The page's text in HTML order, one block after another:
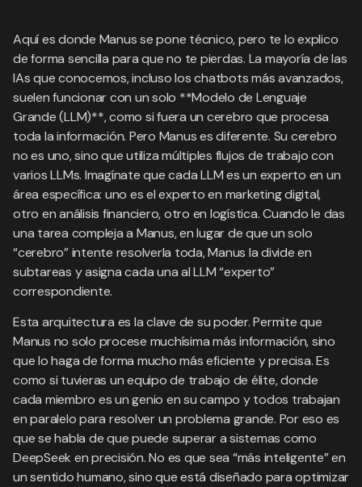
Aquí es donde Manus se pone técnico, pero te lo explico
de forma sencilla para que no te pierdas. La mayoría de las
IAs que conocemos, incluso los chatbots más avanzados,
suelen funcionar con un solo **Modelo de Lenguaje
Grande (LLM)**, como si fuera un cerebro que procesa
toda la información. Pero Manus es diferente. Su cerebro
no es uno, sino que utiliza múltiples flujos de trabajo con
varios LLMs. Imagínate que cada LLM es un experto en un
área específica: uno es el experto en marketing digital,
otro en análisis financiero, otro en logística. Cuando le das
una tarea compleja a Manus, en lugar de que un solo
“cerebro” intente resolverla toda, Manus la divide en
subtareas y asigna cada una al LLM “experto”
correspondiente.
Esta arquitectura es la clave de su poder. Permite que
Manus no solo procese muchísima más información, sino
que lo haga de forma mucho más eficiente y precisa. Es
como si tuvieras un equipo de trabajo de élite, donde
cada miembro es un genio en su campo y todos trabajan
en paralelo para resolver un problema grande. Por eso es
que se habla de que puede superar a sistemas como
DeepSeek en precisión. No es que sea “más inteligente” en
un sentido humano, sino que está diseñado para optimizar